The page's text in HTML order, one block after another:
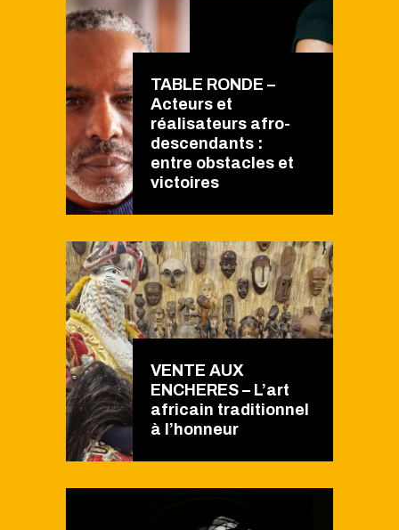
TABLE RONDE –
Acteurs et
réalisateurs afro-
descendants :
entre obstacles et
victoires
VENTE AUX
ENCHERES – L’art
africain traditionnel
à l’honneur